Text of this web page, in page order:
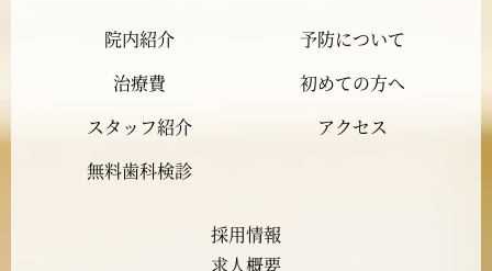
2023年11月
2023年8月
院内紹介
予防について
治療費
初めての方へ
スタッフ紹介
アクセス
無料歯科検診
採用情報
求人概要